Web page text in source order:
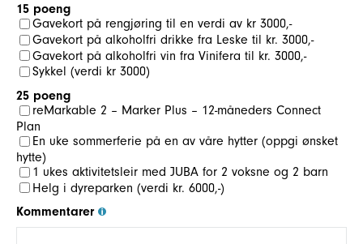
15 poeng
Gavekort på rengjøring til en verdi av kr 3000,-
Gavekort på alkoholfri drikke fra Leske til kr. 3000,-
Gavekort på alkoholfri vin fra Vinifera til kr. 3000,-
Sykkel (verdi kr 3000)
25 poeng
reMarkable 2 – Marker Plus – 12-måneders Connect
Plan
En uke sommerferie på en av våre hytter (oppgi ønsket
hytte)
1 ukes aktivitetsleir med JUBA for 2 voksne og 2 barn
Helg i dyreparken (verdi kr. 6000,-)
Kommentarer